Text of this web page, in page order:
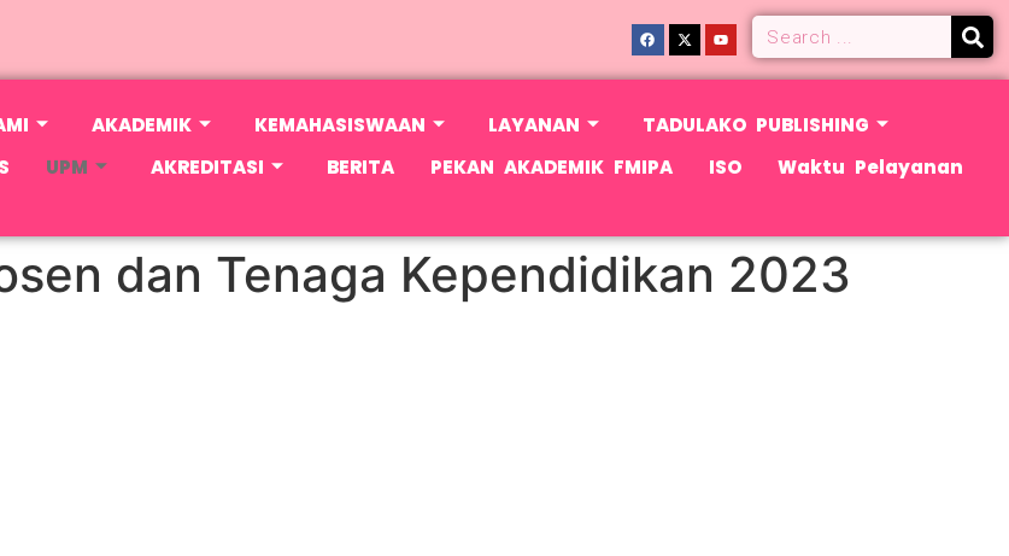
AKADEMIK KEMAHASISWAAN LAYANAN
TADULAKO PUBLISHING
UPM AKREDITASI BERITA PEKAN AKADEMIK FMIPA ISO Waktu Pelayanan
dan Tenaga Kependidikan 2023